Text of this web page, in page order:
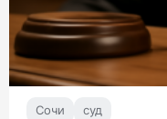
Сочи суд